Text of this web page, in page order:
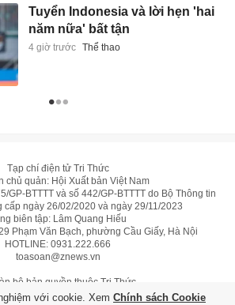
Tuyển Indonesia và lời hẹn 'hai
năm nữa' bất tận
4 giờ trước Thể thao
Tạp chí điện tử Tri Thức
chủ quản: Hội Xuất bản Việt Nam
GP-BTTTT và số 442/GP-BTTTT do Bộ Thông tin
cấp ngày 26/02/2020 và ngày 29/11/2023
biên tập: Lâm Quang Hiếu
Phạm Văn Bạch, phường Cầu Giấy, Hà Nội
HOTLINE: 0931.222.666
toasoan@znews.vn
bộ bản quyền thuộc Tri Thức
với cookie. Xem Chính sách Cookie